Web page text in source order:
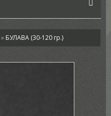
» БУЛАВА (30-120 гр.)